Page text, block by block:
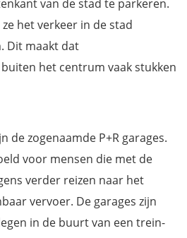
van de stad te parkeren.
het verkeer in de stad
Dit maakt dat
het centrum vaak stukken
de zogenaamde P+R garages.
voor mensen die met de
verder reizen naar het
vervoer. De garages zijn
in de buurt van een trein-